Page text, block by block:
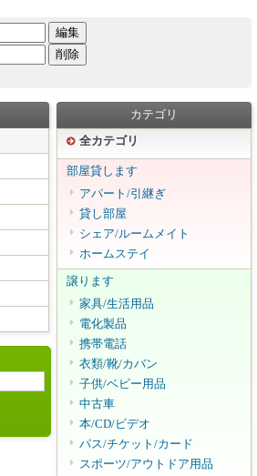
カテゴリ
全カテゴリ
部屋貸します
アパート/引継ぎ
貸し部屋
シェア/ルームメイト
ホームステイ
譲ります
家具/生活用品
電化製品
携帯電話
衣類/靴/カバン
子供/ベビー用品
中古車
本/CD/ビデオ
パス/チケット/カード
スポーツ/アウトドア用品